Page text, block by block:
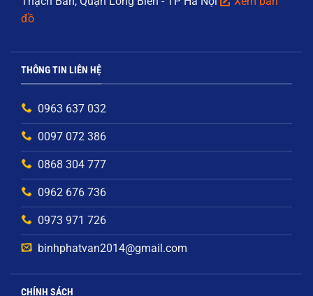
đồ
THÔNG TIN LIÊN HỆ
0963 637 032
0097 072 386
0868 304 777
0962 676 736
0973 971 726
binhphatvan2014@gmail.com
CHÍNH SÁCH